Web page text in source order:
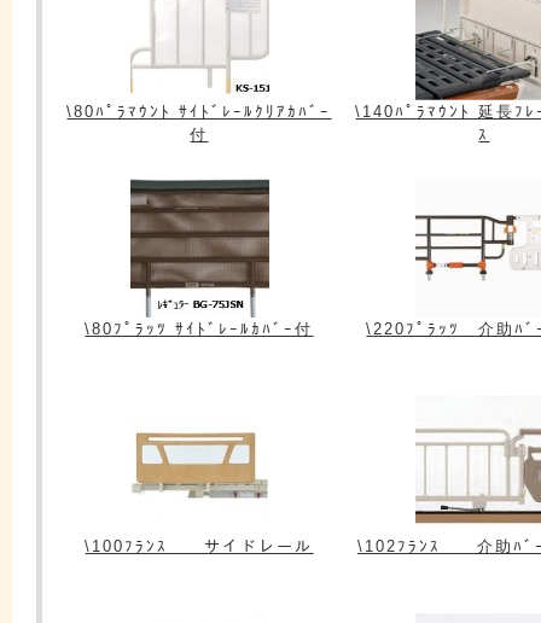
\80ﾊﾟﾗﾏｳﾝﾄ ｻｲﾄﾞﾚｰﾙｸﾘｱｶﾊﾞｰ
付
\140ﾊﾟﾗﾏｳﾝﾄ 延長ﾌﾚ
ｽ
\80ﾌﾟﾗｯﾂ ｻｲﾄﾞﾚｰﾙｶﾊﾞｰ付 \220ﾌﾟﾗｯﾂ 介助ﾊﾞ
\100ﾌﾗﾝｽ サイドレール \102ﾌﾗﾝｽ 介助ﾊﾞ